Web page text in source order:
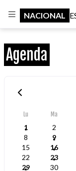
NACIONAL
Agenda
Lu Ma
1 2
8
9
15
16
22
23
29
30